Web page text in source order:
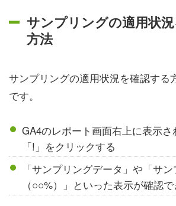
サンプリングの適用状
方法
サンプリングの適用状況を確認する
です。
GA4のレポート画面右上に表示
「!」をクリックする
「サンプリングデータ」や「サ
（○○%）」といった表示が確認